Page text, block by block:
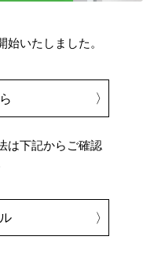
始いたしました。
は下記からご確認